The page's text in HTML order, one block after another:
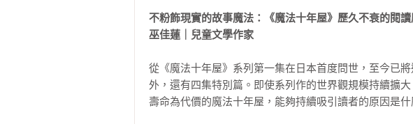
V【樂讀456系列】初階：兩萬到四萬字中篇故事，可按
名人推薦
巫佳蓮｜兒童文學作家
客來喜身上的貓毛變得更蓬鬆了，祖母綠色的眼睛目光
是努力擠出微笑，故作鎮定的問：
「你不要再裝傻了喵！老闆，你應該知道我在說什麼！
不粉飾現實的故事魔法：《魔法十年屋》歷久不衰的閱
巫佳蓮｜兒童文學作家
從《魔法十年屋》系列第一集在日本首度問世，至今已
外，還有四集特別篇。即使系列作的世界觀規模持續擴
壽命為代價的魔法十年屋，能夠持續吸引讀者的原因是什